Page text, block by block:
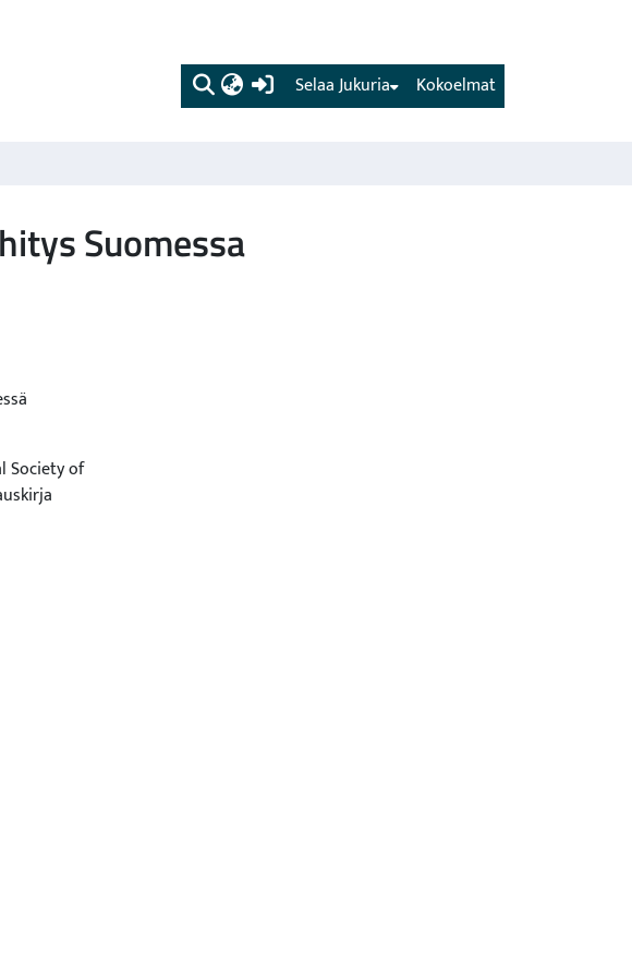
(current) Kokoelmat
Selaa Jukuria
Suomessa
Society of